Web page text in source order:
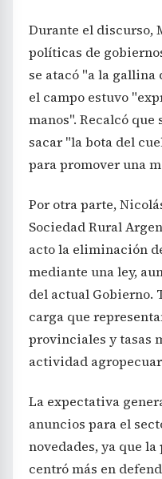
Durante el discurso,
políticas de
se atacó "a la gallina
el campo estuvo
manos". Recalcó que
sacar "la bota del
para promover una
Por otra parte,
Sociedad Rural
acto la eliminación
mediante una ley,
del actual Gobierno.
carga que
provinciales y tasas
actividad
La expectativa
anuncios para el
novedades, ya que
centró más en